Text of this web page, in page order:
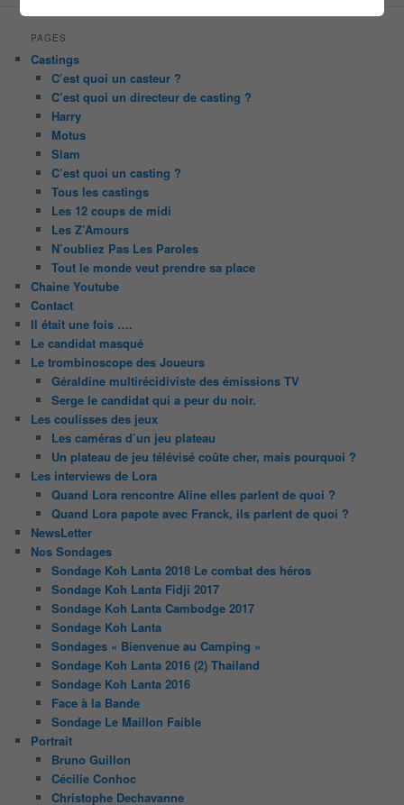
PAGES
Castings
C’est quoi un casteur ?
C’est quoi un directeur de casting ?
Harry
Motus
Slam
C’est quoi un casting ?
Tous les castings
Les 12 coups de midi
Les Z’Amours
N’oubliez Pas Les Paroles
Tout le monde veut prendre sa place
Chaine Youtube
Contact
Il était une fois ….
Le candidat masqué
Le trombinoscope des Joueurs
Géraldine multirécidiviste des émissions TV
Serge le candidat qui a peur du noir.
Les coulisses des jeux
Les caméras d’un jeu plateau
Un plateau de jeu télévisé coûte cher, mais pourquoi ?
Les interviews de Lora
Quand Lora rencontre Aline elles parlent de quoi ?
Quand Lora papote avec Franck, ils parlent de quoi ?
NewsLetter
Nos Sondages
Sondage Koh Lanta 2018 Le combat des héros
Sondage Koh Lanta Fidji 2017
Sondage Koh Lanta Cambodge 2017
Sondage Koh Lanta
Sondages « Bienvenue au Camping »
Sondage Koh Lanta 2016 (2) Thailand
Sondage Koh Lanta 2016
Face à la Bande
Sondage Le Maillon Faible
Portrait
Bruno Guillon
Cécilie Conhoc
Christophe Dechavanne